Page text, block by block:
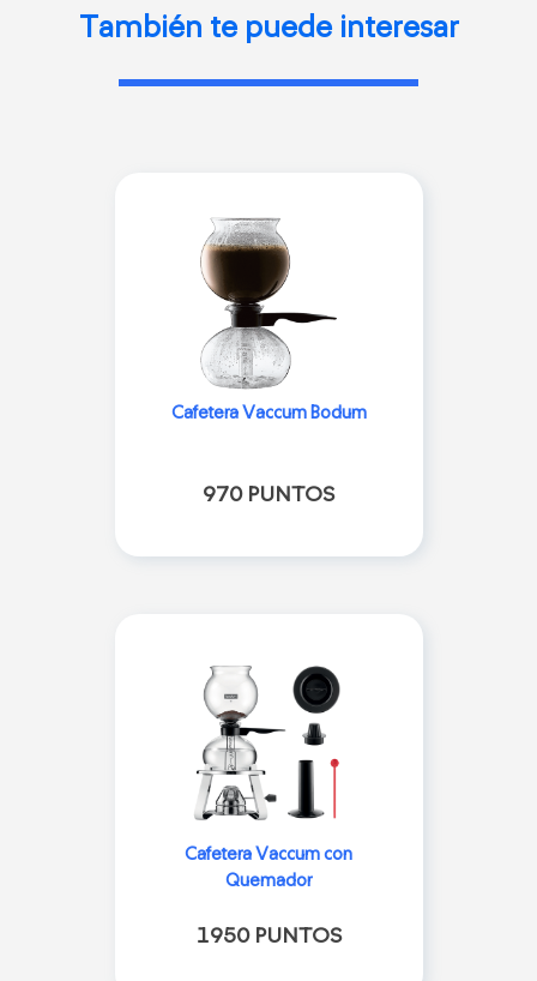
También te puede interesar
Cafetera Vaccum Bodum
970 PUNTOS
Cafetera Vaccum con
Quemador
1950 PUNTOS